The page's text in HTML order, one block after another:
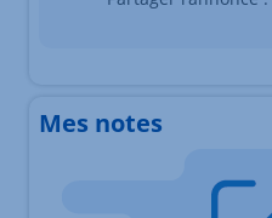
Mes notes